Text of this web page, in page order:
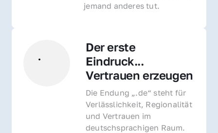
jemand anderes tut.
Der erste
Eindruck...
Vertrauen erzeugen
Die Endung „.de“ steht für
Verlässlichkeit, Regionalität
und Vertrauen im
deutschsprachigen Raum.